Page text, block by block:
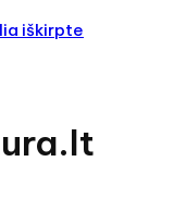
iškirpte